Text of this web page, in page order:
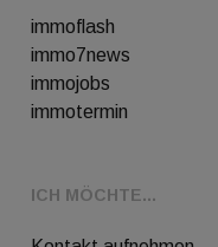
immoflash
immo7news
immojobs
immotermin
ICH MÖCHTE...